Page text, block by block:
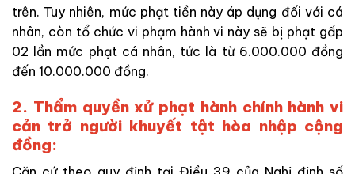
trên. Tuy nhiên, mức phạt tiền này áp dụng đối với cá
nhân, còn tổ chức vi phạm hành vi này sẽ bị phạt gấp
02 lần mức phạt cá nhân, tức là từ 6.000.000 đồng
đến 10.000.000 đồng.
2. Thẩm quyền xử phạt hành chính hành vi
cản trở người khuyết tật hòa nhập cộng
đồng: